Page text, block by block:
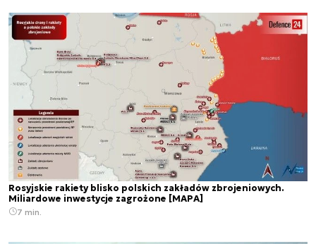
Rosyjskie rakiety blisko polskich zakładów zbrojeniowych.
Miliardowe inwestycje zagrożone [MAPA]
7 min.